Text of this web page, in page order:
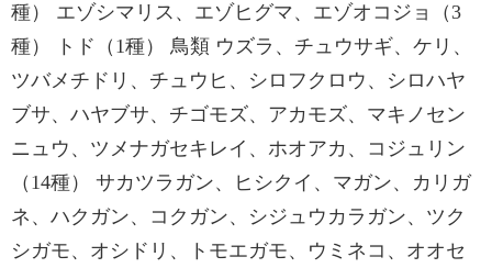
種） エゾシマリス、エゾヒグマ、エゾオコジョ（3
種） トド（1種） 鳥類 ウズラ、チュウサギ、ケリ、
ツバメチドリ、チュウヒ、シロフクロウ、シロハヤ
ブサ、ハヤブサ、チゴモズ、アカモズ、マキノセン
ニュウ、ツメナガセキレイ、ホオアカ、コジュリン
（14種） サカツラガン、ヒシクイ、マガン、カリガ
ネ、ハクガン、コクガン、シジュウカラガン、ツク
シガモ、オシドリ、トモエガモ、ウミネコ、オオセ